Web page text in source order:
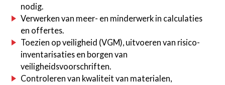
nodig.
Verwerken van meer- en minderwerk in calculaties
en offertes.
Toezien op veiligheid (VGM), uitvoeren van risico-
inventarisaties en borgen van
veiligheidsvoorschriften.
Controleren van kwaliteit van materialen,